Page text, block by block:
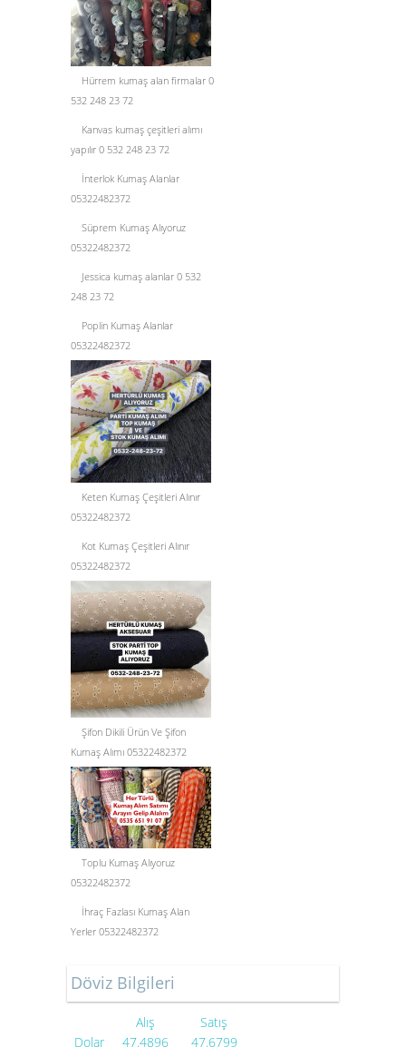
Hürrem kumaş alan firmalar 0
532 248 23 72
Kanvas kumaş çeşitleri alımı
yapılır 0 532 248 23 72
İnterlok Kumaş Alanlar
05322482372
Süprem Kumaş Alıyoruz
05322482372
Jessica kumaş alanlar 0 532
248 23 72
Poplin Kumaş Alanlar
05322482372
Keten Kumaş Çeşitleri Alınır
05322482372
Kot Kumaş Çeşitleri Alınır
05322482372
Şifon Dikili Ürün Ve Şifon
Kumaş Alımı 05322482372
Toplu Kumaş Alıyoruz
05322482372
İhraç Fazlası Kumaş Alan
Yerler 05322482372
Döviz Bilgileri
Alış
Satış
Dolar
47.4896 47.6799